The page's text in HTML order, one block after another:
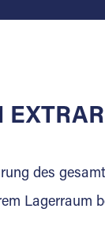
jetzt
des
Lagerraum